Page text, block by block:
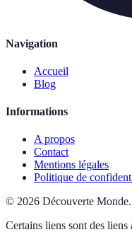
Navigation
Accueil
Blog
Informations
A propos
Contact
Mentions légales
Politique de
© 2026 Découverte Monde.
Certains liens sont des liens